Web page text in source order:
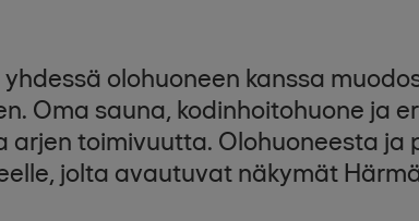
olohuoneen kanssa
Oma sauna, kodinhoitohuone ja
arjen toimivuutta. Olohuoneesta ja
jolta avautuvat näkymät